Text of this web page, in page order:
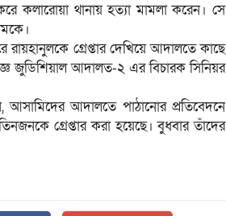
কলারোয়া থানায় হত্যা মামলা করেন। সে
গ্রেপ্তার দেখিয়ে আদালতে কাছে
জুডিশিয়াল আদালত-২ এর বিচারক সিনিয়র
আদালতে পাঠানোর প্রতিবেদনে
গ্রেপ্তার করা হয়েছে। বুধবার তাঁদের